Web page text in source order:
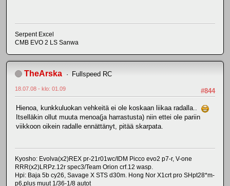
Serpent Excel
CMB EVO 2 LS Sanwa
TheArska Fullspeed RC
#844
18.07.08 - klo: 01.09
Hienoa, kunkkuluokan vehkeitä ei ole koskaan liikaa radalla..
Itselläkin ollut muuta menoa(ja harrastusta) niin ettei ole pariin
viikkoon oikein radalle ennättänyt, pitää skarpata.
Kyosho: Evolva(x2)REX pr-21r01wc/IDM Picco evo2 p7-r, V-one
RRR(x2)LRPz.12r spec3/Team Orion crf.12 wasp.
Hpi: Baja 5b cy26, Savage X STS d30m. Hong Nor X1crt pro SHpt28*m-
p6,plus muut 1/36-1/8 autot